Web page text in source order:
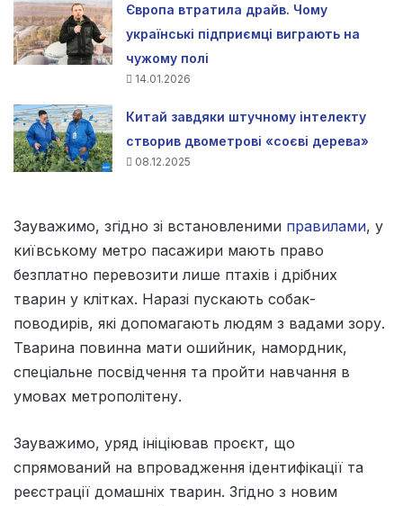
Європа втратила драйв. Чому
українські підприємці виграють на
чужому полі
14.01.2026
Китай завдяки штучному інтелекту
створив двометрові «соєві дерева»
08.12.2025
Зауважимо, згідно зі встановленими правилами, у
київському метро пасажири мають право
безплатно перевозити лише птахів і дрібних
тварин у клітках. Наразі пускають собак-
поводирів, які допомагають людям з вадами зору.
Тварина повинна мати ошийник, намордник,
спеціальне посвідчення та пройти навчання в
умовах метрополітену.
Зауважимо, уряд ініціював проєкт, що
спрямований на впровадження ідентифікації та
реєстрації домашніх тварин. Згідно з новим